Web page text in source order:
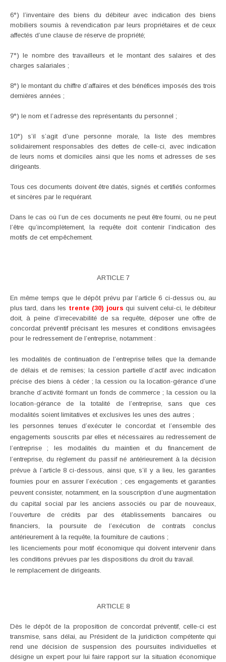
6°) l’inventaire des biens du débiteur avec indication des biens
mobiliers soumis à revendication par leurs propriétaires et de ceux
affectés d’une clause de réserve de propriété;
7°) le nombre des travailleurs et le montant des salaires et des
charges salariales ;
8°) le montant du chiffre d’affaires et des bénéfices imposés des trois
dernières années ;
9°) le nom et l’adresse des représentants du personnel ;
10°) s’il s’agit d’une personne morale, la liste des membres
solidairement responsables des dettes de celle-ci, avec indication
de leurs noms et domiciles ainsi que les noms et adresses de ses
dirigeants.
Tous ces documents doivent être datés, signés et certifiés conformes
et sincères par le requérant.
Dans le cas où l’un de ces documents ne peut être fourni, ou ne peut
l’être qu’incomplètement, la requête doit contenir l’indication des
motifs de cet empêchement.
ARTICLE 7
En même temps que le dépôt prévu par l’article 6 ci-dessus ou, au
plus tard, dans les trente (30) jours qui suivent celui-ci, le débiteur
doit, à peine d’irrecevabilité de sa requête, déposer une offre de
concordat préventif précisant les mesures et conditions envisagées
pour le redressement de l’entreprise, notamment :
les modalités de continuation de l’entreprise telles que la demande
de délais et de remises; la cession partielle d’actif avec indication
précise des biens à céder ; la cession ou la location-gérance d’une
branche d’activité formant un fonds de commerce ; la cession ou la
location-gérance de la totalité de l’entreprise, sans que ces
modalités soient limitatives et exclusives les unes des autres ;
les personnes tenues d’exécuter le concordat et l’ensemble des
engagements souscrits par elles et nécessaires au redressement de
l’entreprise ; les modalités du maintien et du financement de
l’entreprise, du règlement du passif né antérieurement à la décision
prévue à l’article 8 ci-dessous, ainsi que, s’il y a lieu, les garanties
fournies pour en assurer l’exécution ; ces engagements et garanties
peuvent consister, notamment, en la souscription d’une augmentation
du capital social par les anciens associés ou par de nouveaux,
l’ouverture de crédits par des établissements bancaires ou
financiers, la poursuite de l’exécution de contrats conclus
antérieurement à la requête, la fourniture de cautions ;
les licenciements pour motif économique qui doivent intervenir dans
les conditions prévues par les dispositions du droit du travail.
le remplacement de dirigeants.
ARTICLE 8
Dès le dépôt de la proposition de concordat préventif, celle-ci est
transmise, sans délai, au Président de la juridiction compétente qui
rend une décision de suspension des poursuites individuelles et
désigne un expert pour lui faire rapport sur la situation économique